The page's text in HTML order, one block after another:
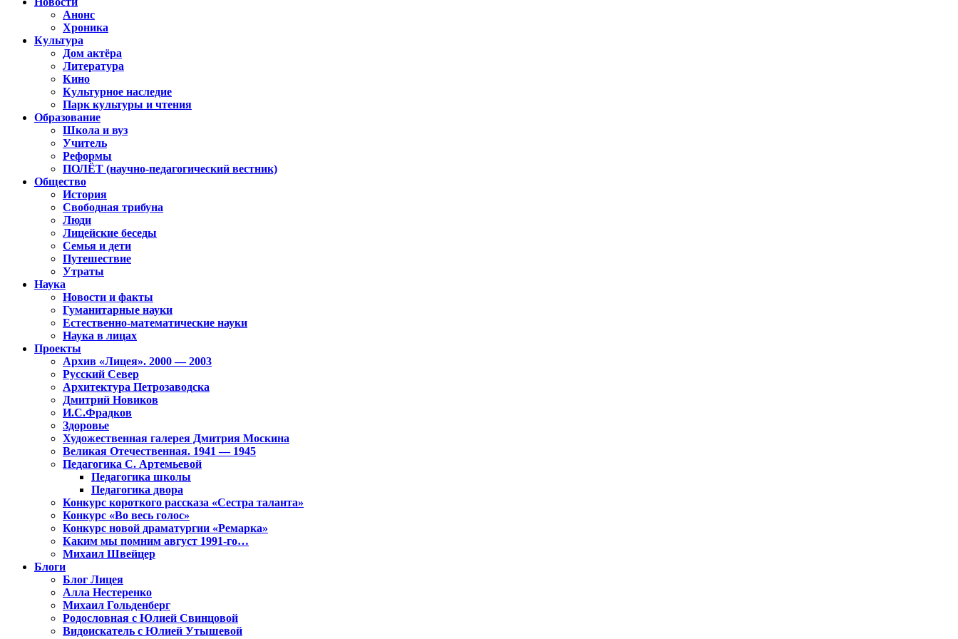
Анонс
Хроника
Культура
Дом актёра
Литература
Кино
Культурное наследие
Парк культуры и чтения
Образование
Школа и вуз
Учитель
Реформы
ПОЛЁТ (научно-педагогический вестник)
Общество
История
Свободная трибуна
Люди
Лицейские беседы
Семья и дети
Путешествие
Утраты
Наука
Новости и факты
Гуманитарные науки
Естественно-математические науки
Наука в лицах
Проекты
Архив «Лицея». 2000 — 2003
Русский Север
Архитектура Петрозаводска
Дмитрий Новиков
И.С.Фрадков
Здоровье
Художественная галерея Дмитрия Москина
Великая Отечественная. 1941 — 1945
Педагогика С. Артемьевой
Педагогика школы
Педагогика двора
Конкурс короткого рассказа «Сестра таланта»
Конкурс «Во весь голос»
Конкурс новой драматургии «Ремарка»
Каким мы помним август 1991-го…
Михаил Швейцер
Блоги
Блог Лицея
Алла Нестеренко
Михаил Гольденберг
Родословная с Юлией Свинцовой
Видоискатель с Юлией Утышевой